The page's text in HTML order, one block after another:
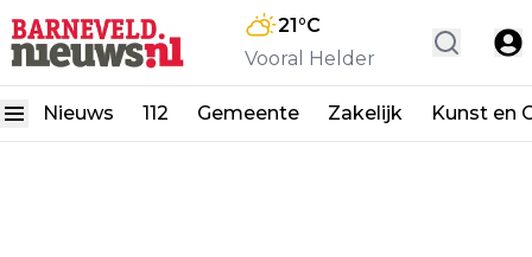
21°C
Vooral Helder
Nieuws 112 Gemeente Zakelijk Kunst en